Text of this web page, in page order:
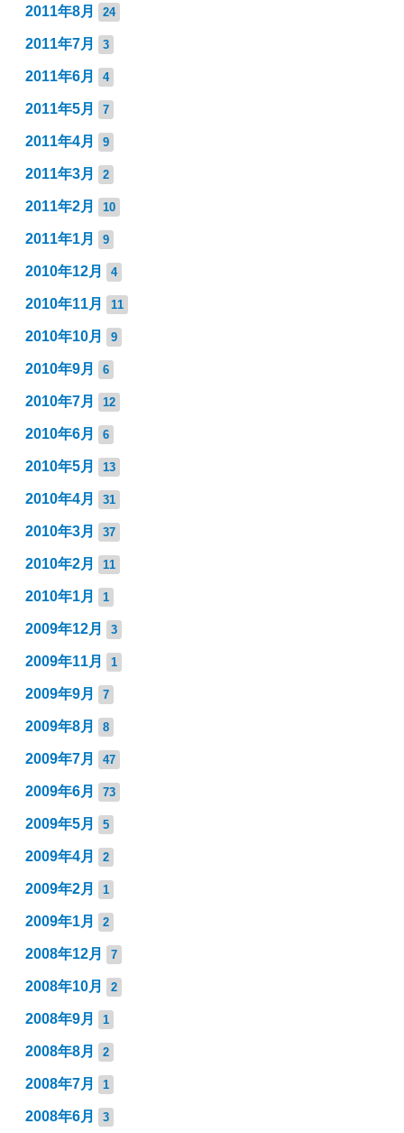
2011年8月 24
2011年7月 3
2011年6月 4
2011年5月 7
2011年4月 9
2011年3月 2
2011年2月 10
2011年1月 9
2010年12月 4
2010年11月 11
2010年10月 9
2010年9月 6
2010年7月 12
2010年6月 6
2010年5月 13
2010年4月 31
2010年3月 37
2010年2月 11
2010年1月 1
2009年12月 3
2009年11月 1
2009年9月 7
2009年8月 8
2009年7月 47
2009年6月 73
2009年5月 5
2009年4月 2
2009年2月 1
2009年1月 2
2008年12月 7
2008年10月 2
2008年9月 1
2008年8月 2
2008年7月 1
2008年6月 3